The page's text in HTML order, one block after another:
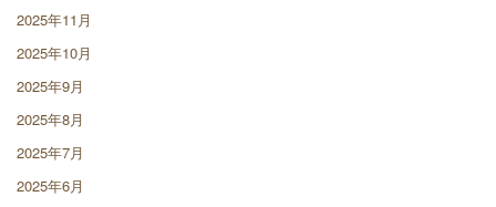
2025年11月
2025年10月
2025年9月
2025年8月
2025年7月
2025年6月